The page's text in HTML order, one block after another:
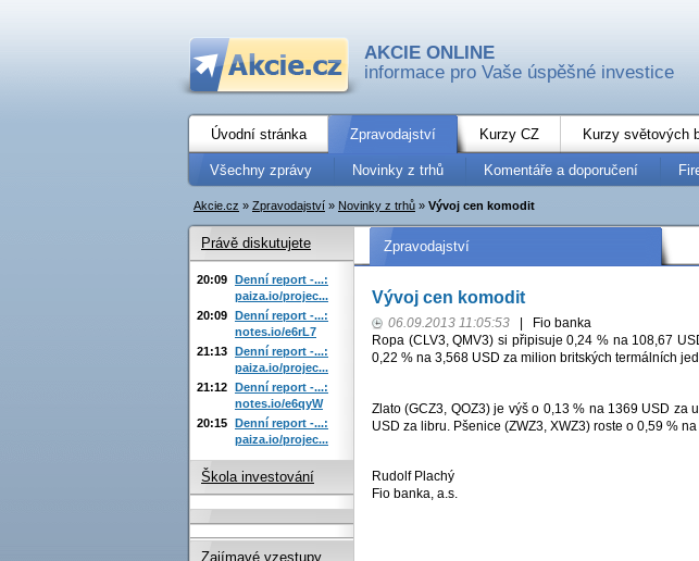
AKCIE ONLINE
informace pro Vaše úspěšné investice
Úvodní stránka Zpravodajství Kurzy CZ Kurzy světových
Všechny zprávy Novinky z trhů Komentáře a doporučení
Akcie.cz » Zpravodajství » Novinky z trhů » Vývoj cen komodit
Zpravodajství
Vývoj cen komodit
06.09.2013 11:05:53
Fio banka
Ropa (CLV3, QMV3) si připisuje 0,24 % na 108,67
0,22 % na 3,568 USD za milion britských termálních
Zlato (GCZ3, QOZ3) je výš o 0,13 % na 1369 USD
USD za libru. Pšenice (ZWZ3, XWZ3) roste o 0,59 %
Rudolf Plachý
Fio banka, a.s.
Právě diskutujete
20:09 Denní report -...:
paiza.io/projec...
20:09 Denní report -...:
notes.io/e6rL7
21:13 Denní report -...:
paiza.io/projec...
21:12 Denní report -...:
notes.io/e6qyW
20:15 Denní report -...:
paiza.io/projec...
Škola investování
Zajímavé vzestupy